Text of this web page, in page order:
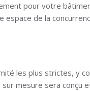
pour votre
de la
les plus strictes, y
mesure sera conçu